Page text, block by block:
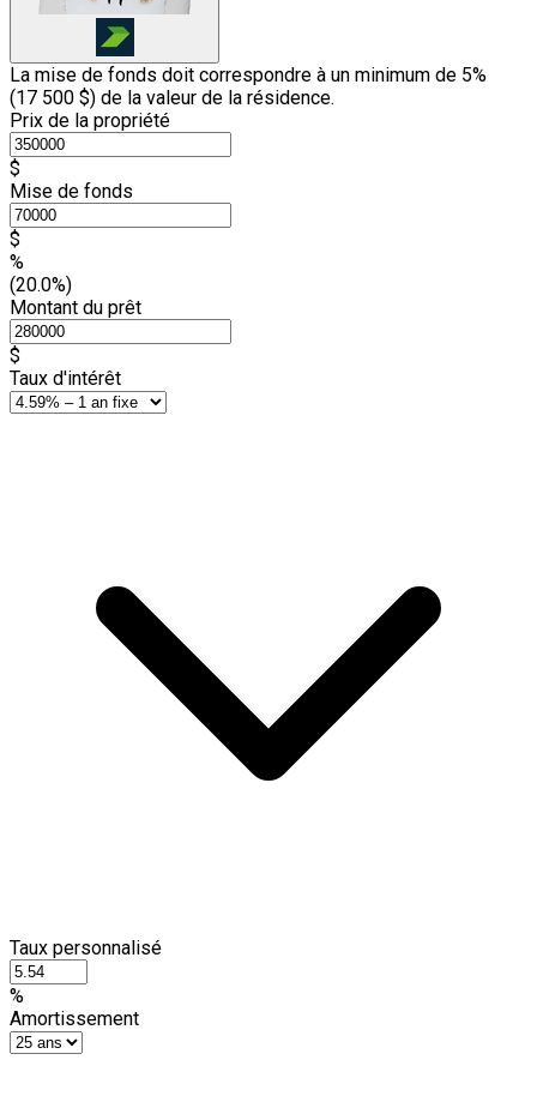
La mise de fonds doit correspondre à un minimum de 5%
(17 500 $) de la valeur de la résidence.
Prix de la propriété
$
Mise de fonds
$
%
(20.0%)
Montant du prêt
$
Taux d'intérêt
Taux personnalisé
%
Amortissement